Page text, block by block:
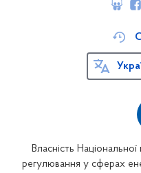
Власність
регулювання у сферах